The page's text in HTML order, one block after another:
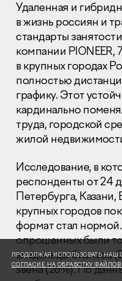
Раскрытие
Правовая информация
Сообщить о коррупции
+7 (495) 502 95 59
Отдел продаж
+7 (495) 641-35-35
Заказать звонок
© 2001-2026 Компания
Удаленная и
в жизнь россиян и
стандарты
компании PIONEER,
в крупных городах
полностью
графику. Этот
кардинально
труда, городской
жилой
Исследование, в
респонденты от 24
Петербурга, Казани,
крупных городов
формат стал
опрошенных были
владельцы бизнеса
звена (26%). По
ПРОДОЛЖАЯ ИСПОЛЬЗОВАТЬ НАШ
СОГЛАСИЕ НА ОБРАБОТКУ ФАЙЛОВ